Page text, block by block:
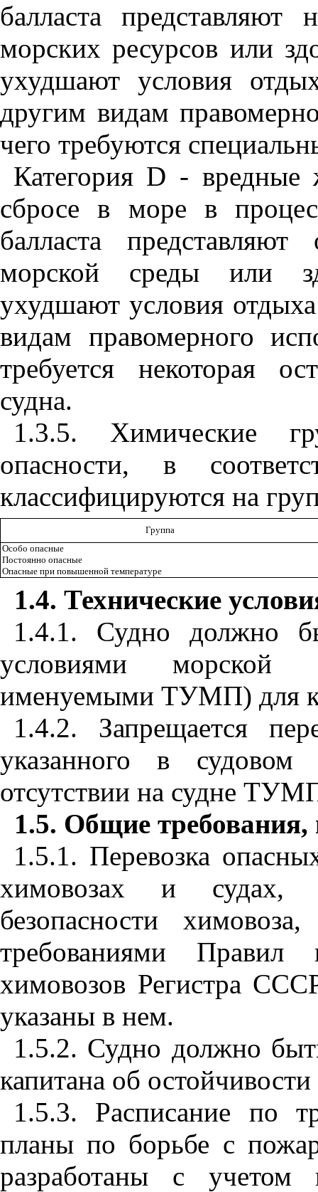
балласта представляют
морских ресурсов или
ухудшают условия
другим видам
чего требуются
Категория D - вредные
сбросе в море в
балласта
морской среды или
ухудшают условия
видам правомерного
требуется некоторая
судна.
1.3.5. Химические
опасности, в
классифицируются на
Группа
Особо опасные
Постоянно опасные
Опасные при повышенной температуре
1.4. Технические
1.4.1. Судно должно
условиями морской
именуемыми ТУМП) для
1.4.2. Запрещается
указанного в судовом
отсутствии на судне
1.5. Общие требования,
1.5.1. Перевозка
химовозах и судах,
безопасности
требованиями Правил
химовозов Регистра
указаны в нем.
1.5.2. Судно должно
капитана об
1.5.3. Расписание по
планы по борьбе с
разработаны с учетом